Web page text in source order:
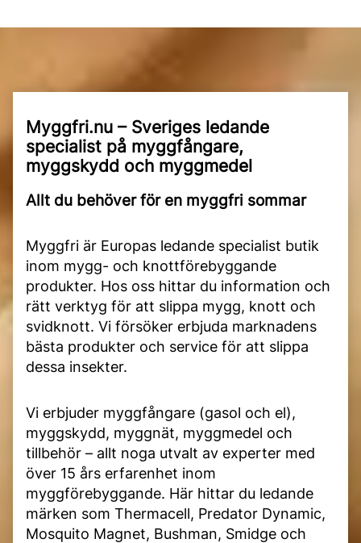
Myggfri.nu – Sveriges ledande
specialist på myggfångare,
myggskydd och myggmedel
Allt du behöver för en myggfri sommar
Myggfri är Europas ledande specialist butik
inom mygg- och knottförebyggande
produkter. Hos oss hittar du information och
rätt verktyg för att slippa mygg, knott och
svidknott. Vi försöker erbjuda marknadens
bästa produkter och service för att slippa
dessa insekter.
Vi erbjuder myggfångare (gasol och el),
myggskydd, myggnät, myggmedel och
tillbehör – allt noga utvalt av experter med
över 15 års erfarenhet inom
myggförebyggande. Här hittar du ledande
märken som Thermacell, Predator Dynamic,
Mosquito Magnet, Bushman, Smidge och